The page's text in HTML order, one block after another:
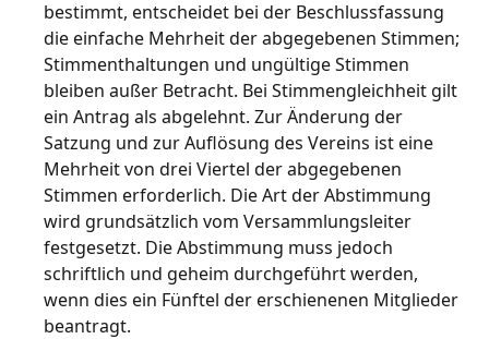
bestimmt, entscheidet bei der Beschlussfassung
die einfache Mehrheit der abgegebenen Stimmen;
Stimmenthaltungen und ungültige Stimmen
bleiben außer Betracht. Bei Stimmengleichheit gilt
ein Antrag als abgelehnt. Zur Änderung der
Satzung und zur Auflösung des Vereins ist eine
Mehrheit von drei Viertel der abgegebenen
Stimmen erforderlich. Die Art der Abstimmung
wird grundsätzlich vom Versammlungsleiter
festgesetzt. Die Abstimmung muss jedoch
schriftlich und geheim durchgeführt werden,
wenn dies ein Fünftel der erschienenen Mitglieder
beantragt.